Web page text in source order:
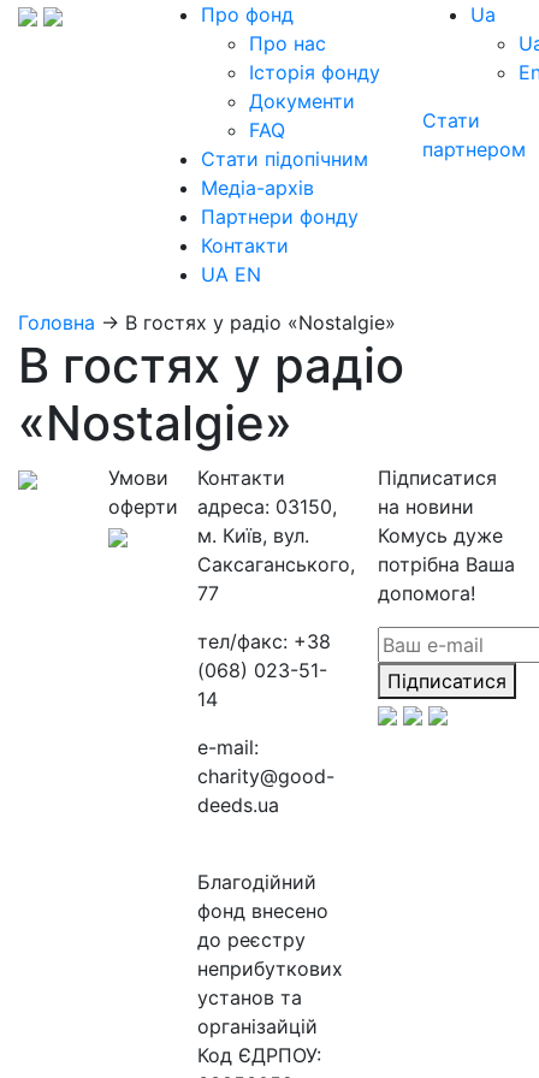
Про фонд
Про нас
Історія фонду
Документи
FAQ
Стати підопічним
Медіа-архів
Партнери фонду
Контакти
UA EN
Ua
Стати
партнером
Головна → В гостях у радіо «Nostalgie»
В гостях у радіо
«Nostalgie»
Умови
оферти
Контакти
адреса: 03150,
м. Київ, вул.
Саксаганського,
77
тел/факс: +38
(068) 023-51-
14
e-mail:
charity@good-
deeds.ua
Благодійний
фонд внесено
до реєстру
неприбуткових
установ та
організайцій
Код ЄДРПОУ:
Підписатися
на новини
Комусь дуже
потрібна Ваша
допомога!
Підписатися